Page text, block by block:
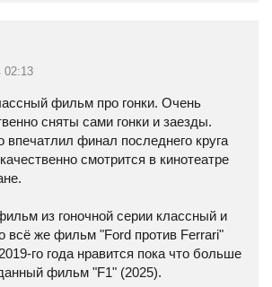
02:13
фильм про гонки. Очень
сняты сами гонки и заезды.
впечатлил финал последнего круга
смотрится в кинотеатре
из гоночной серии классный и
всё же фильм "Ford против Ferrari"
го года нравится пока что больше
фильм "F1" (2025).